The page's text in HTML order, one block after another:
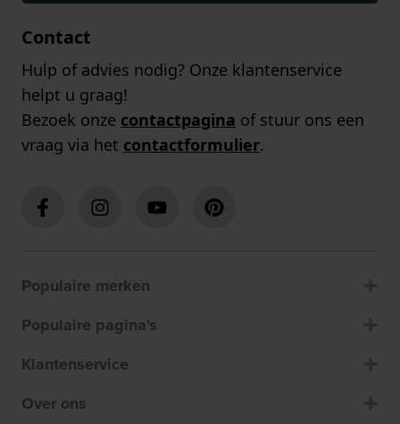
Contact
Hulp of advies nodig? Onze klantenservice
helpt u graag!
Bezoek onze contactpagina of stuur ons een
vraag via het contactformulier.
Populaire merken
Populaire pagina's
Klantenservice
Over ons